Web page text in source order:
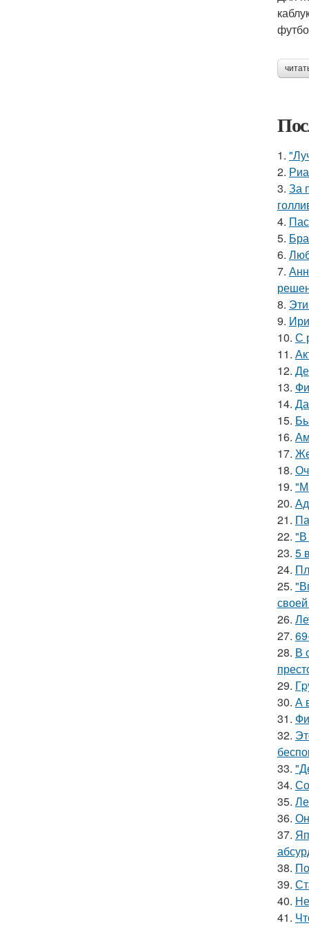
1.
2.
3. За
4.
5.
6.
7.
8.
9.
10. С
11.
12.
13.
14.
15.
16.
17.
18.
19.
20.
21.
22. "В
23. 5
24.
25.
26.
27.
28. В
29.
30. А
31.
32.
33.
34.
35.
36.
37.
38.
39.
40.
41.